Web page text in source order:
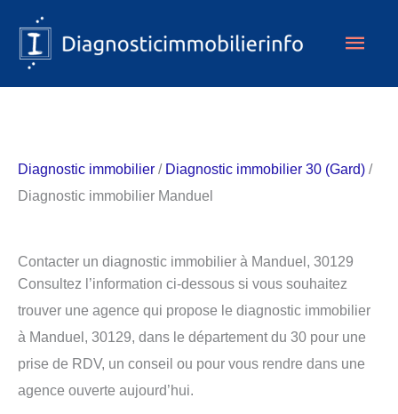
contenu
Diagnostic immobilier / Diagnostic immobilier 30 (Gard) /
Diagnostic immobilier Manduel
Contacter un diagnostic immobilier à Manduel, 30129
Consultez l’information ci-dessous si vous souhaitez
trouver une agence qui propose le diagnostic immobilier
à Manduel, 30129, dans le département du 30 pour une
prise de RDV, un conseil ou pour vous rendre dans une
agence ouverte aujourd’hui.